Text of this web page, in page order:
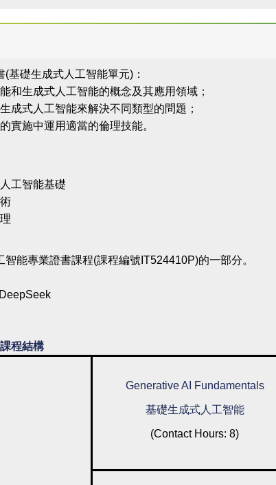
基礎生成式人工智能單元)：
和生成式人工智能的概念及其應用領域；
成式人工智能來解決不同類型的問題；
實施中運用適當的倫理技能。
工智能基礎
能專業證書課程(課程編號IT524410P)的一部分。
程結構
Generative AI Fundamentals
基礎生成式人工智能
(Contact Hours: 8)